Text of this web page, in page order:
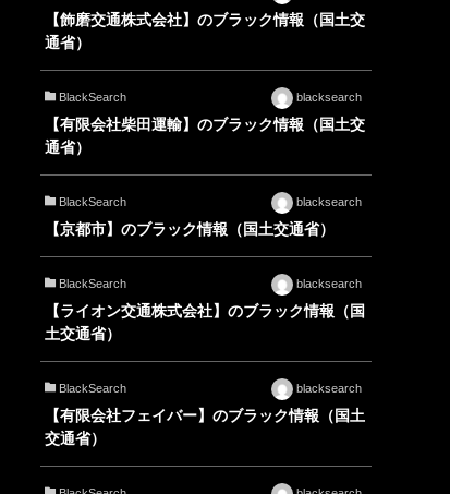
【飾磨交通株式会社】のブラック情報（国土交
通省）
BlackSearch blacksearch
【有限会社柴田運輸】のブラック情報（国土交
通省）
BlackSearch blacksearch
【京都市】のブラック情報（国土交通省）
BlackSearch blacksearch
【ライオン交通株式会社】のブラック情報（国
土交通省）
BlackSearch blacksearch
【有限会社フェイバー】のブラック情報（国土
交通省）